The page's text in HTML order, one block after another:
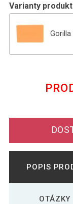
Varianty
POPIS